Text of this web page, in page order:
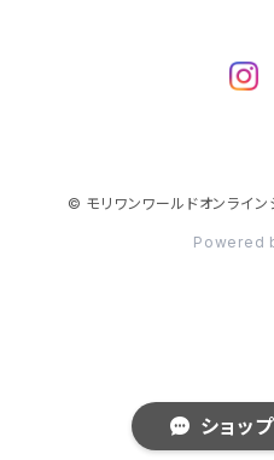
ショッ
© モリワンワールドオンライン
Powered